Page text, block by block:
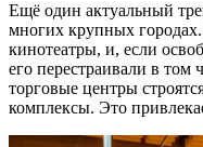
Ещё один актуальный
многих крупных
кинотеатры, и, если
его перестраивали в
торговые центры
комплексы. Это